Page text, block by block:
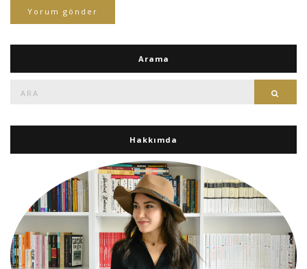
Arama
Hakkımda